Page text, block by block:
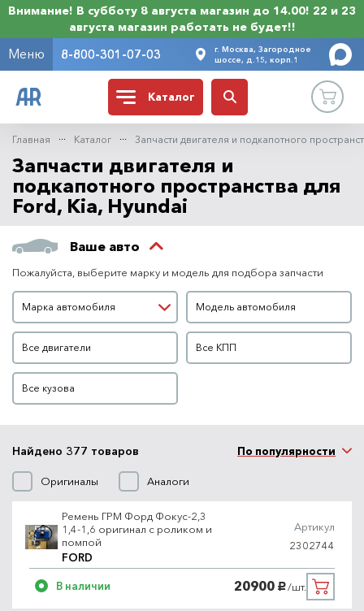
Внимание! В субботу 8 августа магазин до 14.00! 22 и 23
августа магазин работать не будет!!
Меню 8-800-301-07-03
г. Москва, Загородное
шоссе, д.15, корп.1
Каталог
Главная Каталог Запчасти двигателя и подкапотного
Запчасти двигателя и
подкапотного пространства для
Ford, Kia, Hyundai
Ваше авто
Пожалуйста, выберите марку и модель для подбора запчасти
Марка автомобиля
Марка автомобиля
Модель автомобиля
Модель автомобиля
Двигатель
Все двигатели
КПП
Все КПП
Кузов
Все кузова
Найдено 377 товаров
Оригиналы Аналоги
По популярности
Ремень ГРМ Форд Фокус-2,3
1,4-1,6 оригинал с роликом и
помпой
FORD
Артикул
2302744
В наличии 20900 руб./шт.